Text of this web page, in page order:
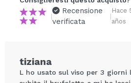
|
Recensione
verificata
|
Hace
años
tiziana
L ho usato sul viso per 3 giorni